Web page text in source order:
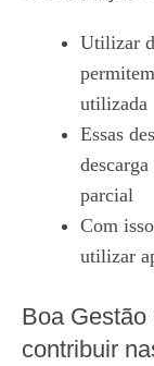
Utilizar
utilizada
Essas
parcial
Com
utilizar
Boa
contribuir